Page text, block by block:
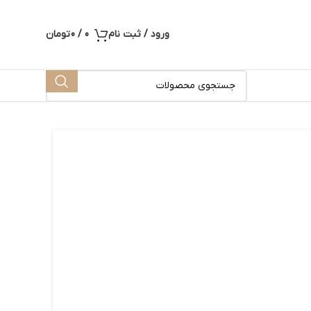
ورود / ثبت نام 0
/
0تومان